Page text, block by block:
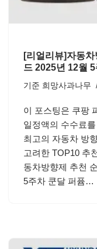
[리얼리뷰]자동
드 2025년 12월
기준 희망사과나무
이 포스팅은 쿠팡
일정액의 수수료
최고의 자동차 방
고려한 TOP10 추
동차방향제 추천
5주차 쿤달 퍼퓸…